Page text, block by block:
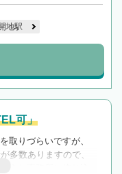
地駅
可」
取りづらいですが、
多数ありますので、
うな事務所に絞り込